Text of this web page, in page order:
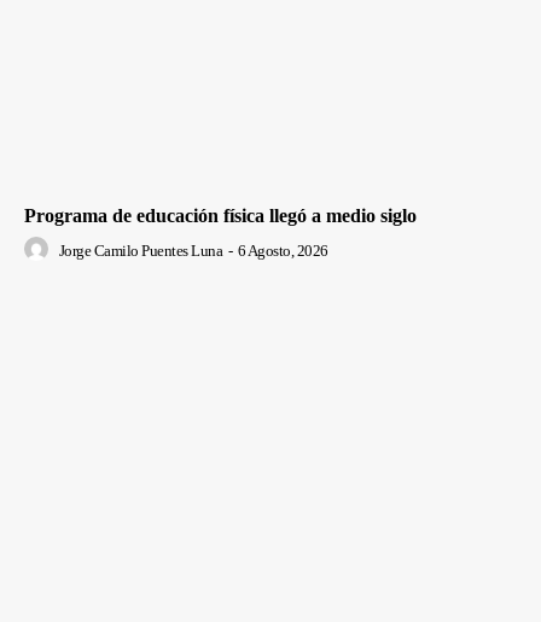
Programa de educación física llegó a medio siglo
Jorge Camilo Puentes Luna - 6 Agosto, 2026